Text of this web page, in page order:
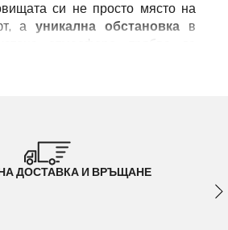
си не просто място на
а уникална обстановка в
атмосфера, трябва да
си от DELIFE. Защото
в светлината, която
ДОСТАВКА И ВРЪЩАНЕ